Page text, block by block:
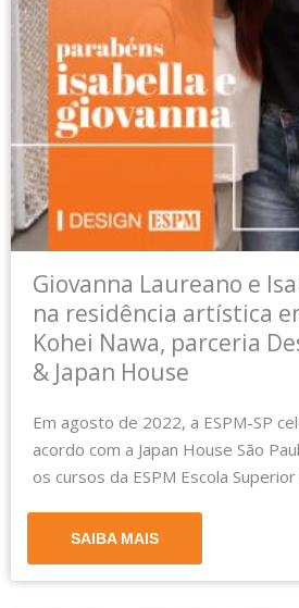
Giovanna Laureano e
na residência artística
Kohei Nawa, parceria
& Japan House
Em agosto de 2022, a ESPM-SP
acordo com a Japan House São
os cursos da ESPM Escola
SAIBA MAIS